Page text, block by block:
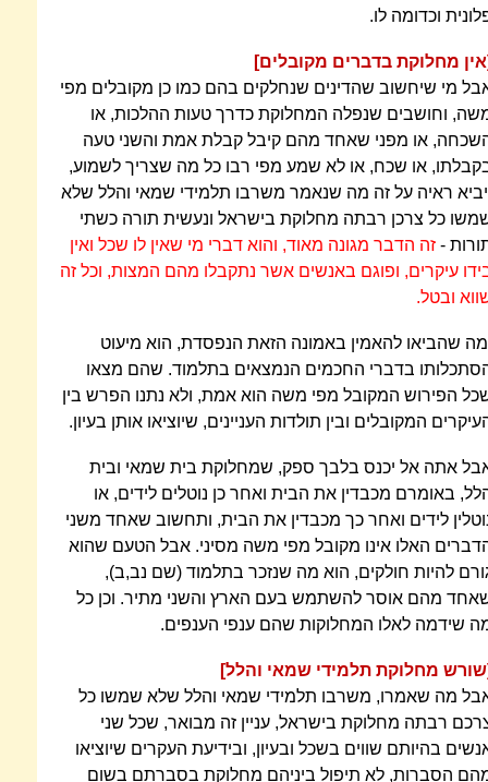
וכדומה לו.
מחלוקת בדברים מקובלים]
מי שיחשוב שהדינים שנחלקים בהם כמו כן מקובלים מפי
וחושבים שנפלה המחלוקת כדרך טעות ההלכות, או
או מפני שאחד מהם קיבל קבלת אמת והשני טעה
או שכח, או לא שמע מפי רבו כל מה שצריך לשמוע,
ראיה על זה מה שנאמר משרבו תלמידי שמאי והלל שלא
כל צרכן רבתה מחלוקת בישראל ונעשית תורה כשתי
- זה הדבר מגונה מאוד, והוא דברי מי שאין לו שכל ואין
עיקרים, ופוגם באנשים אשר נתקבלו מהם המצות, וכל זה
ובטל.
שהביאו להאמין באמונה הזאת הנפסדת, הוא מיעוט
בדברי החכמים הנמצאים בתלמוד. שהם מצאו
הפירוש המקובל מפי משה הוא אמת, ולא נתנו הפרש בין
המקובלים ובין תולדות העניינים, שיוציאו אותן בעיון.
אתה אל יכנס בלבך ספק, שמחלוקת בית שמאי ובית
באומרם מכבדין את הבית ואחר כן נוטלים לידים, או
לידים ואחר כך מכבדין את הבית, ותחשוב שאחד משני
האלו אינו מקובל מפי משה מסיני. אבל הטעם שהוא
להיות חולקים, הוא מה שנזכר בתלמוד (שם נב,ב),
מהם אוסר להשתמש בעם הארץ והשני מתיר. וכן כל
שידמה לאלו המחלוקות שהם ענפי הענפים.
מחלוקת תלמידי שמאי והלל]
מה שאמרו, משרבו תלמידי שמאי והלל שלא שמשו כל
רבתה מחלוקת בישראל, עניין זה מבואר, שכל שני
בהיותם שווים בשכל ובעיון, ובידיעת העקרים שיוציאו
הסברות, לא תיפול ביניהם מחלוקת בסברתם בשום